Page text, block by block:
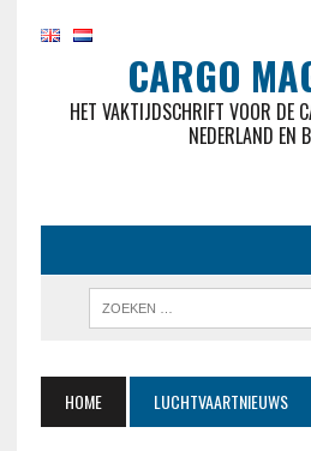
CARGO
HET VAKTIJDSCHRIFT VOOR DE
NEDERLAND EN
HOME LUCHTVAARTNIEUWS